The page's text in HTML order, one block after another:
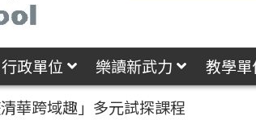
行政單位 樂讀新武力 教學單
華跨域趣」多元試探課程